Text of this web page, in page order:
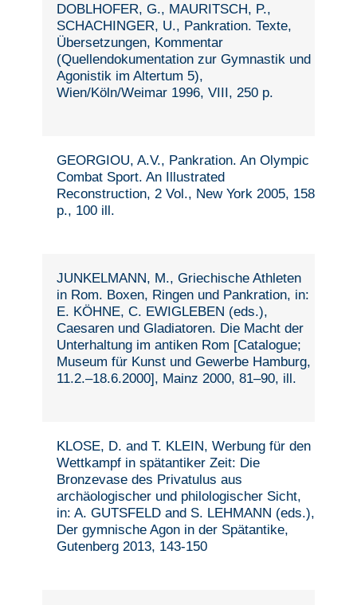
DOBLHOFER, G., MAURITSCH, P.,
SCHACHINGER, U., Pankration. Texte,
Übersetzungen, Kommentar
(Quellendokumentation zur Gymnastik und
Agonistik im Altertum 5),
Wien/Köln/Weimar 1996, VIII, 250 p.
GEORGIOU, A.V., Pankration. An Olympic
Combat Sport. An Illustrated
Reconstruction, 2 Vol., New York 2005, 158
p., 100 ill.
JUNKELMANN, M., Griechische Athleten
in Rom. Boxen, Ringen und Pankration, in:
E. KÖHNE, C. EWIGLEBEN (eds.),
Caesaren und Gladiatoren. Die Macht der
Unterhaltung im antiken Rom [Catalogue;
Museum für Kunst und Gewerbe Hamburg,
11.2.–18.6.2000], Mainz 2000, 81–90, ill.
KLOSE, D. and T. KLEIN, Werbung für den
Wettkampf in spätantiker Zeit: Die
Bronzevase des Privatulus aus
archäologischer und philologischer Sicht,
in: A. GUTSFELD and S. LEHMANN (eds.),
Der gymnische Agon in der Spätantike,
Gutenberg 2013, 143-150